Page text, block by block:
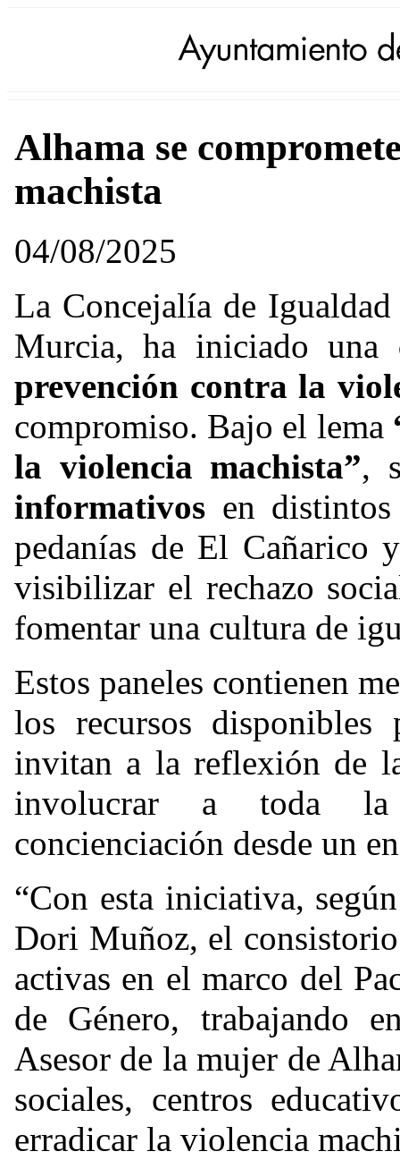
Alhama se
machista
04/08/2025
La Concejalía de
Murcia, ha iniciado una
prevención contra la
compromiso. Bajo el lema
la violencia machista”,
informativos en
pedanías de El Cañarico
visibilizar el rechazo
fomentar una cultura de
Estos paneles contienen
los recursos
invitan a la reflexión de
involucrar a toda la
concienciación desde un
“Con esta iniciativa,
Dori Muñoz, el
activas en el marco del
de Género, trabajando
Asesor de la mujer de
sociales, centros
erradicar la violencia